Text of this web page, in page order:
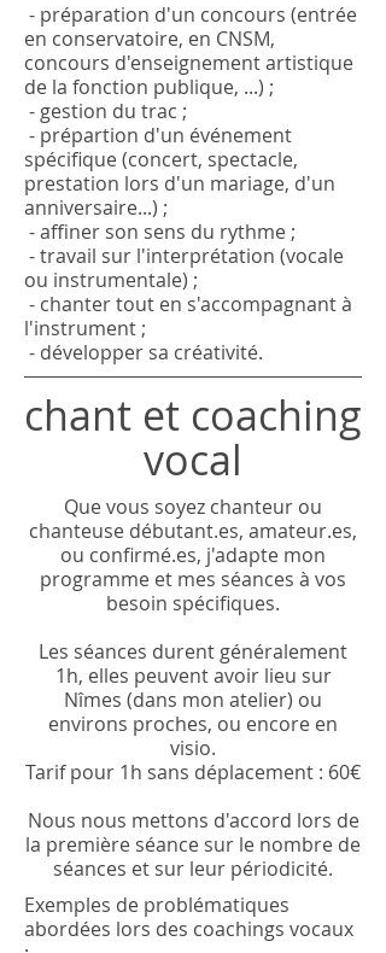
- préparation d'un concours (entrée
en conservatoire, en CNSM,
concours d'enseignement artistique
de la fonction publique, ...) ;
- gestion du trac ;
- prépartion d'un événement
spécifique (concert, spectacle,
prestation lors d'un mariage, d'un
anniversaire...) ;
- affiner son sens du rythme ;
- travail sur l'interprétation (vocale
ou instrumentale) ;
- chanter tout en s'accompagnant à
l'instrument ;
- développer sa créativité.
chant et coaching
vocal
Que vous soyez chanteur ou
chanteuse débutant.es, amateur.es,
ou confirmé.es, j'adapte mon
programme et mes séances à vos
besoin spécifiques.
Les séances durent généralement
1h, elles peuvent avoir lieu sur
Nîmes (dans mon atelier) ou
environs proches, ou encore en
visio.
Tarif pour 1h sans déplacement : 60€
Nous nous mettons d'accord lors de
la première séance sur le nombre de
séances et sur leur périodicité.
Exemples de problématiques
abordées lors des coachings vocaux